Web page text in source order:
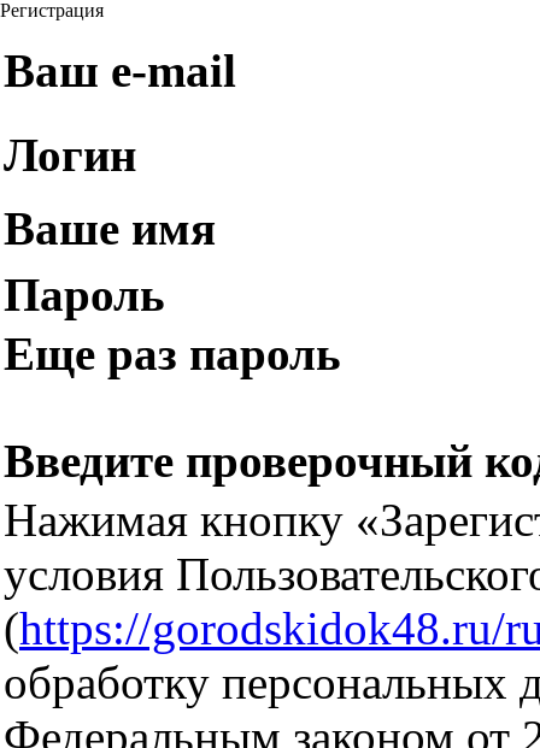
Регистрация
Ваш e-mail
Логин
Ваше имя
Пароль
Еще раз пароль
Введите проверочный
Нажимая кнопку
условия
(https://gorodskidok48.ru/
обработку персональных
Федеральным законом